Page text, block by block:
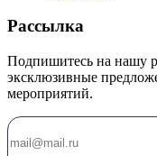
Рассылка
Подпишитесь на нашу
эксклюзивные
мероприятий.